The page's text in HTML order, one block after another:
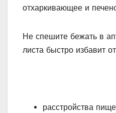
отхаркивающее и
Не спешите бежать в
листа быстро избавит
расстройства